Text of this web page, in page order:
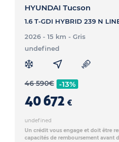
HYUNDAI Tucson
2026 - 15 km - Gris
undefined
46 590€ -13%
40 672 €
undefined
Un crédit vous engage et doit être
capacités de remboursement avant